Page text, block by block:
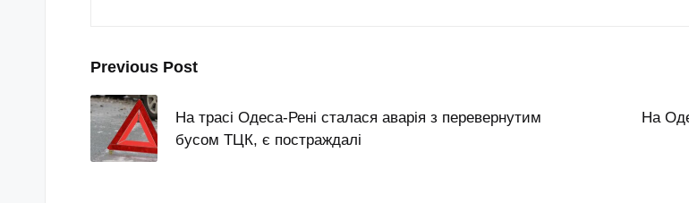
Post
navigation
Previous Post
На трасі Одеса-Рені сталася аварія з перевернутим
бусом ТЦК, є постраждалі
На